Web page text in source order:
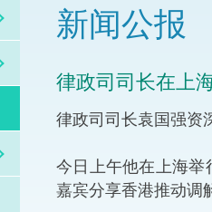
诉讼
网上争议解决及法律科技
体育争议解决先导计划
能力建设
“
新闻公报
律政司司长在上
律政司司长袁国强资
今日上午他在上海举
嘉宾分享香港推动调